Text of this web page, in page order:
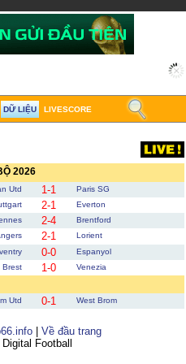
DỮ LIỆU LIVESCORE
2026
Utd 1-1
Paris SG
2-1
Everton
2-4
Brentford
2-1
Lorient
0-0
Espanyol
Brest 1-0 Venezia
Utd 0-1 West Brom
Về đầu trang
Football